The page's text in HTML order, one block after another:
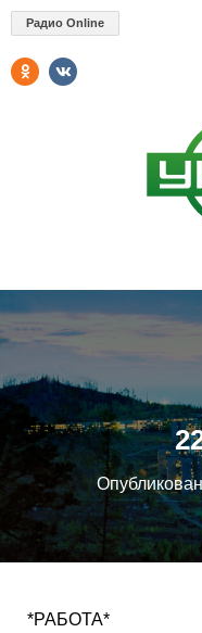
Радио Online
*РАБОТА*